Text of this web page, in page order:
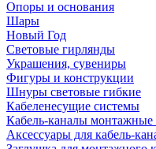
Опоры и основания
Шары
Новый Год
Световые гирлянды
Украшения, сувениры
Фигуры и конструкции
Шнуры световые гибкие
Кабеленесущие системы
Кабель-каналы монтажные
Аксессуары для кабель-